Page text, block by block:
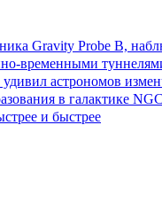
Gravity Probe B,
временными
астрономов
в галактике
и быстрее